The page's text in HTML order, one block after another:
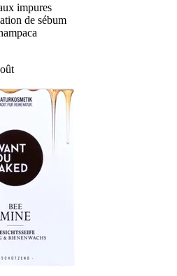
impures
de sébum